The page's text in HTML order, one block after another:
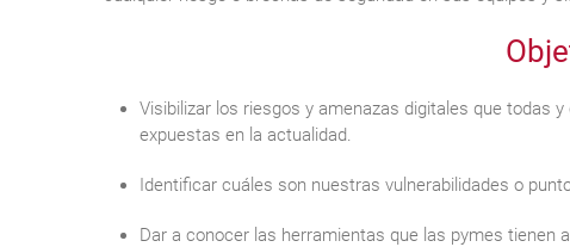
Visibilizar los riesgos y amenazas digitales que todas
expuestas en la actualidad.
Identificar cuáles son nuestras vulnerabilidades o
Dar a conocer las herramientas que las pymes tienen